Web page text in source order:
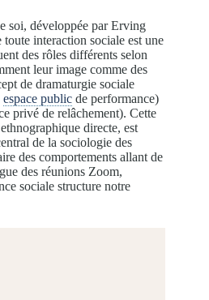
soi, développée par Erving
interaction sociale est une
des rôles différents selon
leur image comme des
de dramaturgie sociale
espace public de performance)
privé de relâchement). Cette
directe, est
de la sociologie des
des comportements allant de
des réunions Zoom,
sociale structure notre